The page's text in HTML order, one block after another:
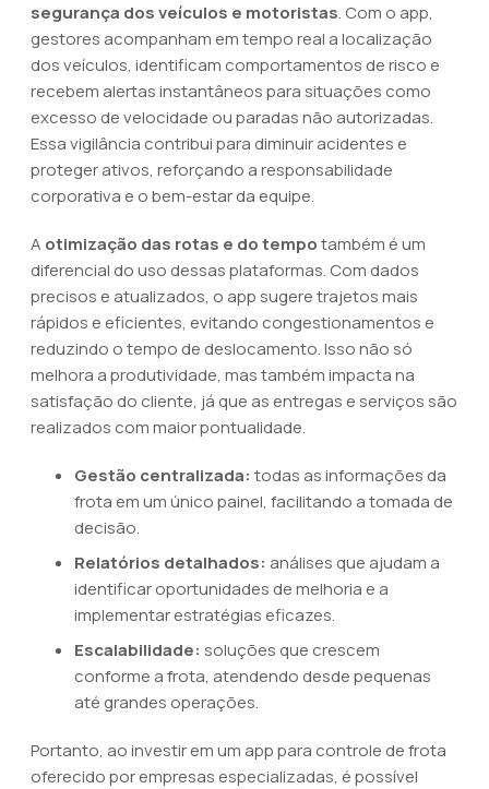
segurança dos veículos e motoristas. Com o app,
gestores acompanham em tempo real a localização
dos veículos, identificam comportamentos de risco e
recebem alertas instantâneos para situações como
excesso de velocidade ou paradas não autorizadas.
Essa vigilância contribui para diminuir acidentes e
proteger ativos, reforçando a responsabilidade
corporativa e o bem-estar da equipe.
A otimização das rotas e do tempotambém é um
diferencial do uso dessas plataformas. Com dados
precisos e atualizados, o app sugere trajetos mais
rápidos e eficientes, evitando congestionamentos e
reduzindo o tempo de deslocamento. Isso não só
melhora a produtividade, mas também impacta na
satisfação do cliente, já que as entregas e serviços são
realizados com maior pontualidade.
Gestão centralizada: todas as informações da
frota em um único painel, facilitando a tomada de
decisão.
Relatórios detalhados: análises que ajudam a
identificar oportunidades de melhoria e a
implementar estratégias eficazes.
Escalabilidade: soluções que crescem
conforme a frota, atendendo desde pequenas
até grandes operações.
Portanto, ao investir em um app para controle de frota
oferecido por empresas especializadas, é possível